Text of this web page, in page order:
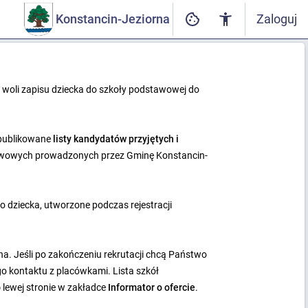
Konstancin-Jeziorna Zaloguj
zapisu dziecka do szkoły podstawowej do
listy kandydatów przyjętych i
prowadzonych przez Gminę Konstancin-
dziecka, utworzone podczas rejestracji
Jeśli po zakończeniu rekrutacji chcą Państwo
kontaktu z placówkami. Lista szkół
stronie w zakładce Informator o ofercie.